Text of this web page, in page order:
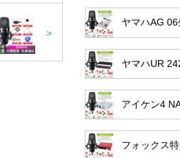
>
ヤマハAG
ヤマハUR
アイケン4
フォックス